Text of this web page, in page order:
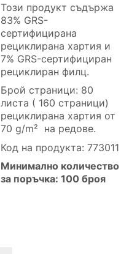
Този продукт съдържа
83% GRS-
сертифицирана
рециклирана хартия и
7% GRS-сертифициран
рециклиран филц.
Брой страници: 80
листа ( 160 страници)
рециклирана хартия от
70 g/m² на редове.
Код на продукта: 773011
Минимално количество
за поръчка: 100 броя